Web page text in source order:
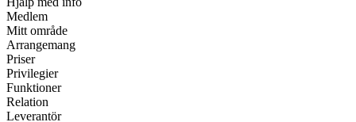
Medlem
Mitt område
Arrangemang
Priser
Privilegier
Funktioner
Relation
Leverantör